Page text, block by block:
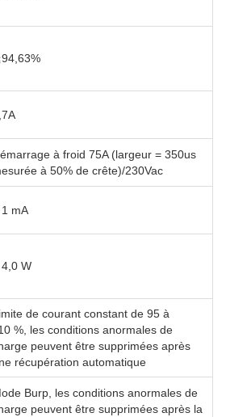
à froid 75A (largeur = 350us
à 50% de crête)/230Vac
mA
W
de courant constant de 95 à
%, les conditions anormales de
peuvent être supprimées après
récupération automatique
Burp, les conditions anormales de
peuvent être supprimées après la